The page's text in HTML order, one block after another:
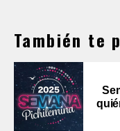
También te